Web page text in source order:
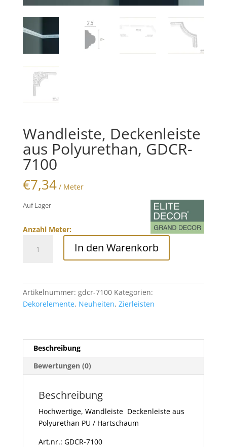
Wandleiste, Deckenleiste
aus Polyurethan, GDCR-
7100
€7,34/ Meter
Auf Lager
Anzahl Meter:
Deckenleiste
In den Warenkorb
Artikelnummer: gdcr-7100 Kategorien:
Dekorelemente, Neuheiten, Zierleisten
Beschreibung
Bewertungen (0)
Beschreibung
Hochwertige, Wandleiste Deckenleiste aus
Polyurethan PU / Hartschaum
Art.nr.: GDCR-7100